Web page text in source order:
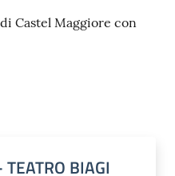
Castel Maggiore con
BIAGI